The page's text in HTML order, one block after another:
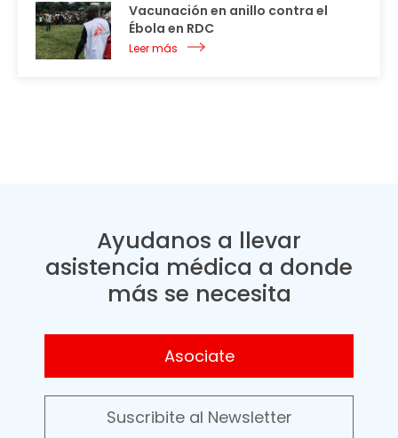
Vacunación en anillo contra el
Ébola en RDC
Leer más
Ayudanos a llevar
asistencia médica a donde
más se necesita
Asociate
Suscribite al Newsletter